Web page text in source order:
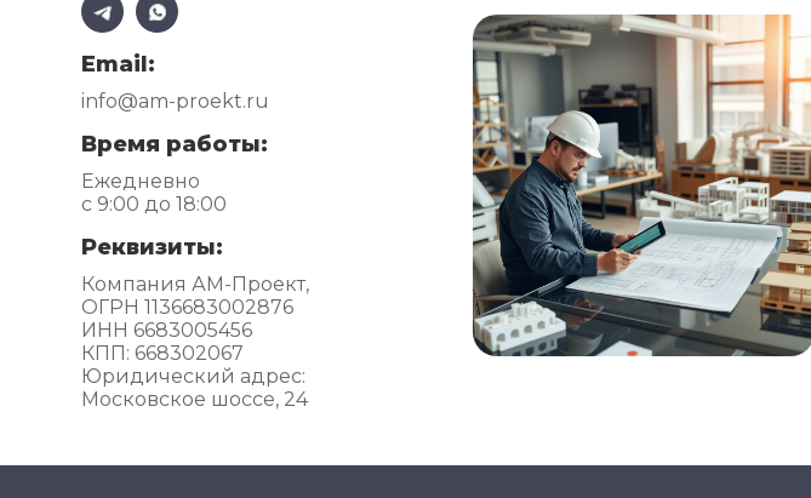
Email:
info@am-proekt.ru
Время работы:
Ежедневно
с 9:00 до 18:00
Реквизиты:
Компания АМ-Проект,
ОГРН 1136683002876
ИНН 6683005456
КПП: 668302067
Юридический адрес:
Московское шоссе, 24